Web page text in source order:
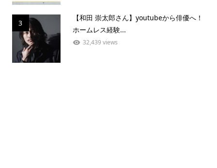
3
【和田 崇太郎さん】youtubeから俳優へ！
ホームレス経験...
32,439 views